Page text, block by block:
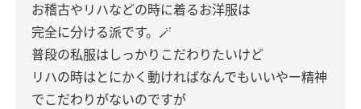
お稽古やリハなどの時に着るお洋服は
完全に分ける派です。🪄
普段の私服はしっかりこだわりたいけど
リハの時はとにかく動ければなんでもいいやー精神
でこだわりがないのですが